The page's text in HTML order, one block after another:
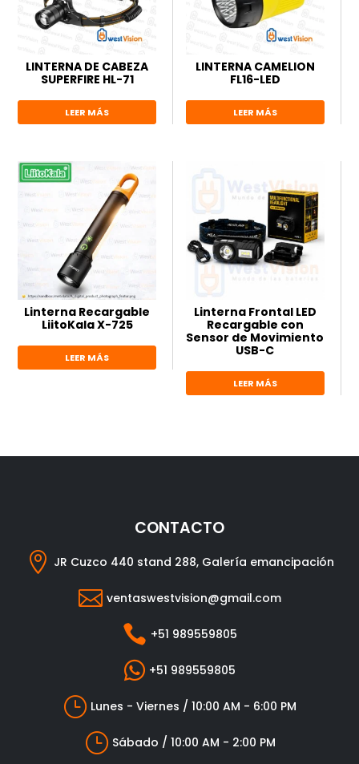
LINTERNA DE CABEZA
SUPERFIRE HL-71
LEER MÁS
LINTERNA CAMELION
FL16-LED
LEER MÁS
Linterna Recargable
LiitoKala X-725
LEER MÁS
Linterna Frontal LED
Recargable con
Sensor de Movimiento
USB-C
LEER MÁS
CONTACTO
 JR Cuzco 440 stand 288, Galería emancipación
 ventaswestvision@gmail.com
 +51 989559805
 +51 989559805
} Lunes - Viernes / 10:00 AM - 6:00 PM
} Sábado / 10:00 AM - 2:00 PM